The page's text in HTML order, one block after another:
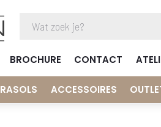
BROCHURE CONTACT
ACCESSOIRES